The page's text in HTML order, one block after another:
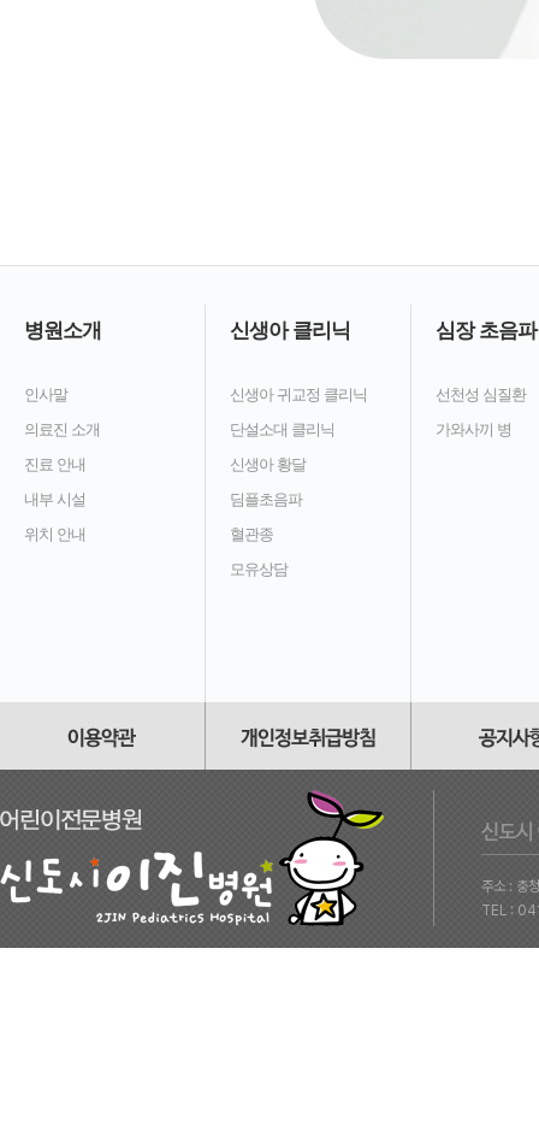
병원소개
인사말
의료진 소개
진료 안내
내부 시설
위치 안내
신생아 클리닉
신생아 귀교정 클리닉
단설소대 클리닉
신생아 황달
딤플초음파
혈관종
모유상담
심장 초음파
선천성 심질환
가와사끼 병
주소 : 충
TEL :